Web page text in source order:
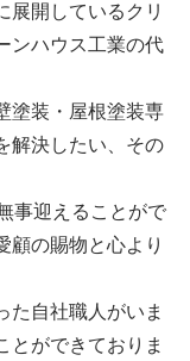
展開しているクリ
ンハウス工業の代
塗装・屋根塗装専
解決したい、その
事迎えることがで
顧の賜物と心より
た自社職人がいま
とができておりま